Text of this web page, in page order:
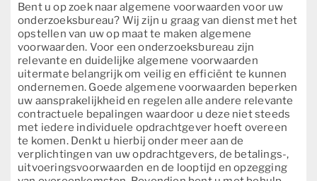
Bent u op zoek naar algemene voorwaarden voor uw
onderzoeksbureau? Wij zijn u graag van dienst met het
opstellen van uw op maat te maken algemene
voorwaarden. Voor een onderzoeksbureau zijn
relevante en duidelijke algemene voorwaarden
uitermate belangrijk om veilig en efficiënt te kunnen
ondernemen. Goede algemene voorwaarden beperken
uw aansprakelijkheid en regelen alle andere relevante
contractuele bepalingen waardoor u deze niet steeds
met iedere individuele opdrachtgever hoeft overeen
te komen. Denkt u hierbij onder meer aan de
verplichtingen van uw opdrachtgevers, de betalings-,
uitvoeringsvoorwaarden en de looptijd en opzegging